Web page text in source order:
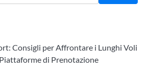
Consigli per Affrontare i Lunghi Voli
di Prenotazione